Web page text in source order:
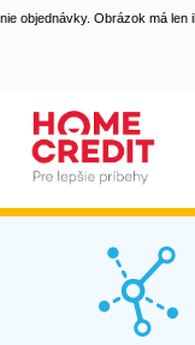
objednávky. Obrázok má len